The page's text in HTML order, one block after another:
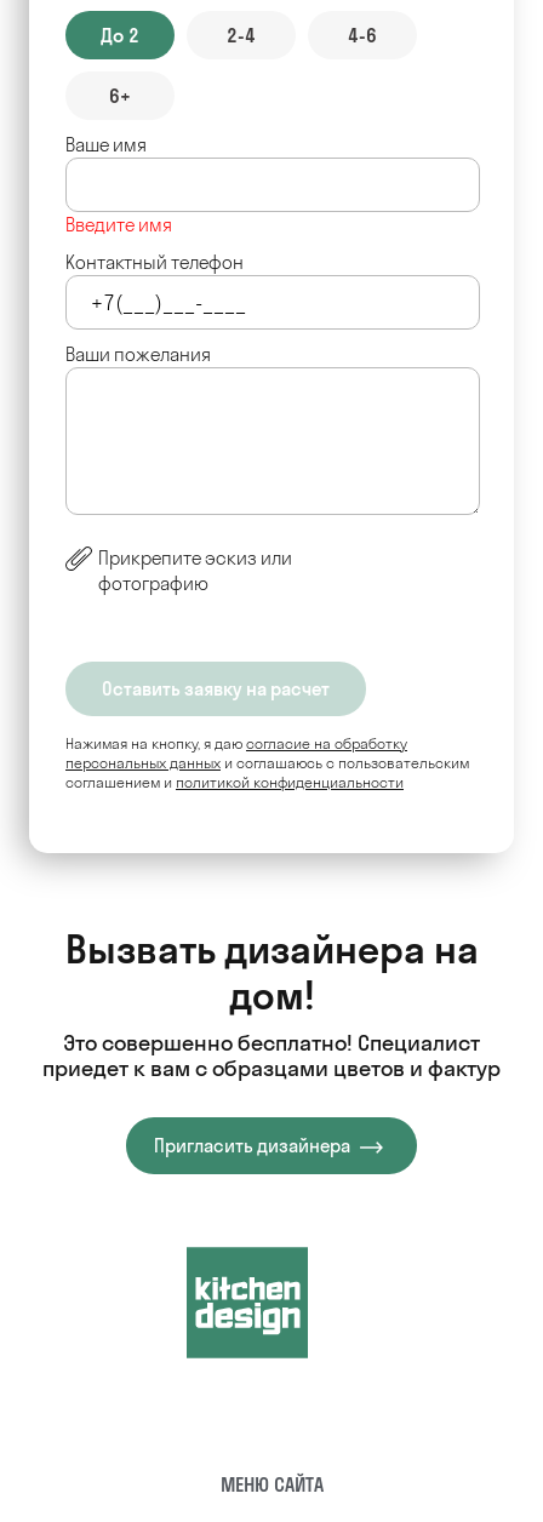
До 2 2-4 4-6
6+
Ваше имя
Введите имя
Контактный телефон
Ваши пожелания
Прикрепите эскиз или
фотографию
Нажимая на кнопку, я даю согласие на обработку
персональных данных и соглашаюсь c пользовательским
соглашением и политикой конфиденциальности
Вызвать дизайнера на
дом!
Это совершенно бесплатно! Специалист
приедет к вам с образцами цветов и фактур
Пригласить дизайнера
МЕНЮ САЙТА